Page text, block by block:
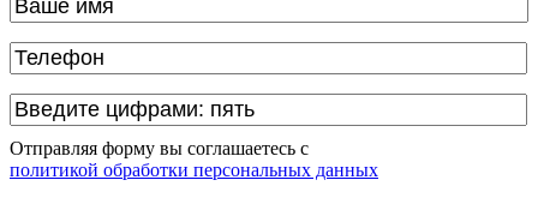
Отправляя форму вы соглашаетесь с
политикой обработки персональных данных